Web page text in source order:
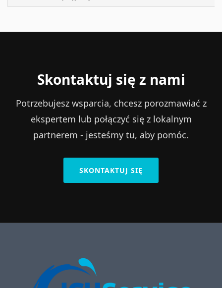
Skontaktuj się z nami
Potrzebujesz wsparcia, chcesz porozmawiać z
ekspertem lub połączyć się z lokalnym
partnerem - jesteśmy tu, aby pomóc.
SKONTAKTUJ SIĘ